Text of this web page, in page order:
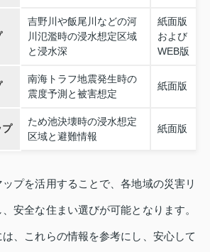
吉野川や飯尾川などの河
川氾濫時の浸水想定区域
と浸水深
紙面版
および
WEB版
南海トラフ地震発生時の
震度予測と被害想定
紙面版
プ
ため池決壊時の浸水想定
区域と避難情報
紙面版
プを活用することで、各地域の災害リ
安全な住まい選びが可能となります。
、これらの情報を参考にし、安心して